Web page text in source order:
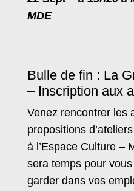
MDE
Bulle de fin : La
– Inscription aux
Venez rencontrer les
propositions
à l’Espace Culture –
sera temps pour
garder dans vos